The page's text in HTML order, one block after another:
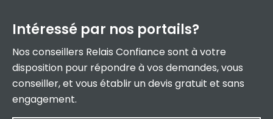
Intéressé par nos portails?
Nos conseillers Relais Confiance sont à votre
disposition pour répondre à vos demandes, vous
conseiller, et vous établir un devis gratuit et sans
engagement.